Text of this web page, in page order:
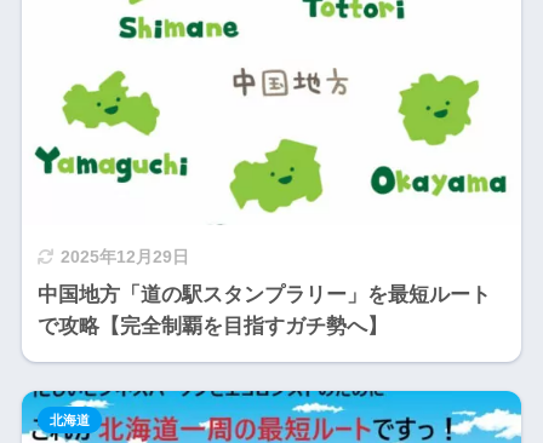
2025年12月29日
中国地方「道の駅スタンプラリー」を最短ルート
で攻略【完全制覇を目指すガチ勢へ】
北海道